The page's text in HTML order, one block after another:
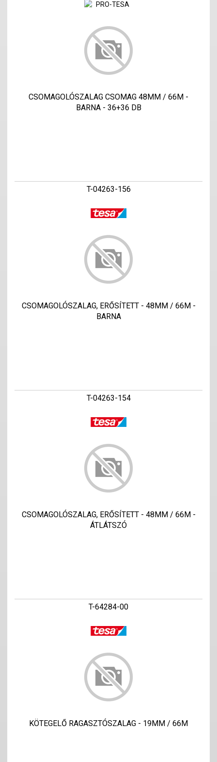
CSOMAGOLÓSZALAG CSOMAG 48MM / 66M -
BARNA - 36+36 DB
T-04263-156
CSOMAGOLÓSZALAG, ERŐSÍTETT - 48MM / 66M -
BARNA
T-04263-154
CSOMAGOLÓSZALAG, ERŐSÍTETT - 48MM / 66M -
ÁTLÁTSZÓ
T-64284-00
KÖTEGELŐ RAGASZTÓSZALAG - 19MM / 66M